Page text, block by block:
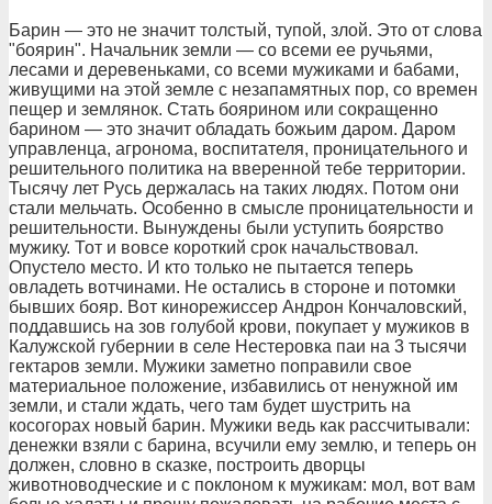
Барин — это не значит толстый, тупой, злой. Это от слова
"боярин". Начальник земли — со всеми ее ручьями,
лесами и деревеньками, со всеми мужиками и бабами,
живущими на этой земле с незапамятных пор, со времен
пещер и землянок. Стать боярином или сокращенно
барином — это значит обладать божьим даром. Даром
управленца, агронома, воспитателя, проницательного и
решительного политика на вверенной тебе территории.
Тысячу лет Русь держалась на таких людях. Потом они
стали мельчать. Особенно в смысле проницательности и
решительности. Вынуждены были уступить боярство
мужику. Тот и вовсе короткий срок начальствовал.
Опустело место. И кто только не пытается теперь
овладеть вотчинами. Не остались в стороне и потомки
бывших бояр. Вот кинорежиссер Андрон Кончаловский,
поддавшись на зов голубой крови, покупает у мужиков в
Калужской губернии в селе Нестеровка паи на 3 тысячи
гектаров земли. Мужики заметно поправили свое
материальное положение, избавились от ненужной им
земли, и стали ждать, чего там будет шустрить на
косогорах новый барин. Мужики ведь как рассчитывали:
денежки взяли с барина, всучили ему землю, и теперь он
должен, словно в сказке, построить дворцы
животноводческие и с поклоном к мужикам: мол, вот вам